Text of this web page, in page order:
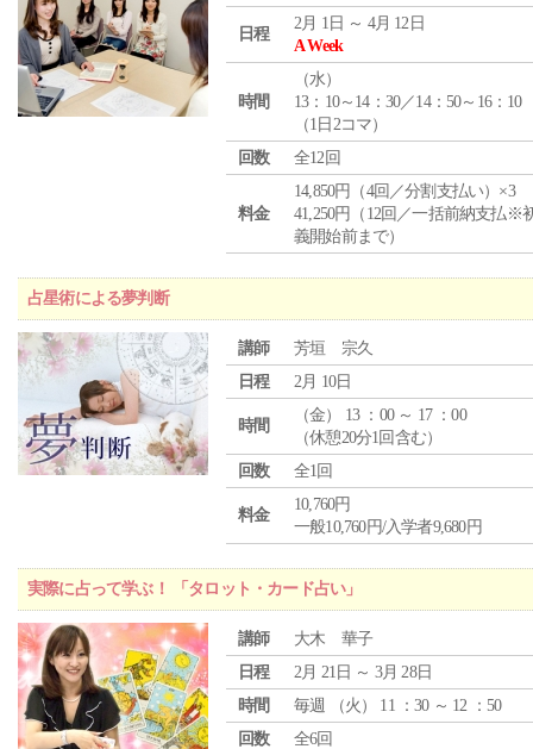
日程
2月 1日 ～ 4月 12日
A Week
時間
（水）
13：10～14：30／14：50～16：10
（1日2コマ）
回数
全12回
料金
14,850円（4回／分割支払い）×3
41,250円（12回／一括前納支払※
義開始前まで）
占星術による夢判断
講師
芳垣 宗久
日程
2月 10日
時間
（金） 13 ：00 ～ 17 ：00
（休憩20分1回含む）
回数
全1回
料金
10,760円
一般10,760円/入学者9,680円
実際に占って学ぶ！ 「タロット・カード占い」
講師
大木 華子
日程
2月 21日 ～ 3月 28日
時間
毎週 （火 ） 11 ：30 ～ 12 ：50
回数
全6回